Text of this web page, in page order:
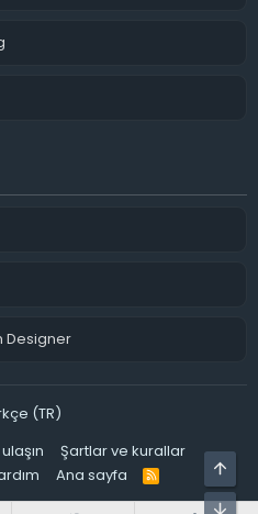
Designer
(TR)
Şartlar ve kurallar
Ana sayfa
R
S
S
ALT